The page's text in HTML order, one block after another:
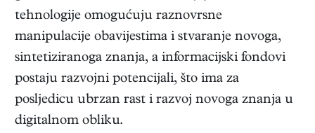
tehnologije omogućuju raznovrsne
manipulacije obavijestima i stvaranje novoga,
sintetiziranoga znanja, a informacijski fondovi
postaju razvojni potencijali, što ima za
posljedicu ubrzan rast i razvoj novoga znanja u
digitalnom obliku.